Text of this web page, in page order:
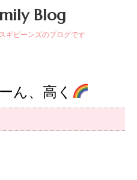
Blog
ギビーンズのブログです
ん、高く